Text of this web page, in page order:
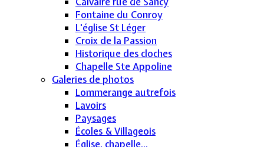
Fontaine du Conroy
L'église St Léger
Croix de la Passion
Historique des cloches
Chapelle Ste Appoline
Galeries de photos
Lommerange autrefois
Lavoirs
Paysages
Écoles & Villageois
Église, chapelle...